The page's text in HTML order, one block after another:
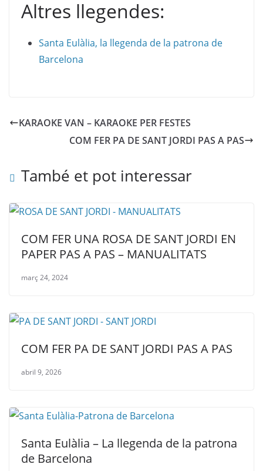
Altres llegendes:
Santa Eulàlia, la llegenda de la patrona de
Barcelona
KARAOKE VAN – KARAOKE PER FESTES
COM FER PA DE SANT JORDI PAS A PAS
També et pot interessar
COM FER UNA ROSA DE SANT JORDI EN
PAPER PAS A PAS – MANUALITATS
març 24, 2024
COM FER PA DE SANT JORDI PAS A PAS
abril 9, 2026
Santa Eulàlia – La llegenda de la patrona
de Barcelona